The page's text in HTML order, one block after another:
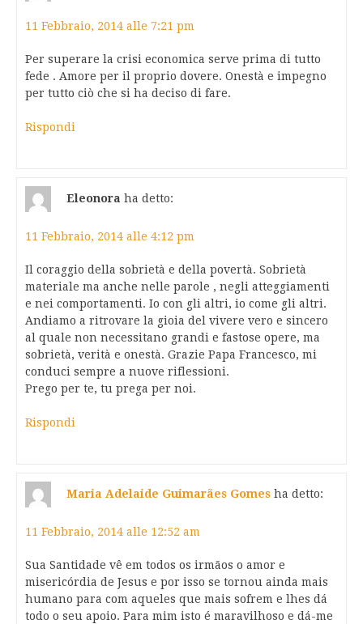
11 Febbraio, 2014 alle 7:21 pm
Per superare la crisi economica serve prima di tutto
fede . Amore per il proprio dovere. Onestà e impegno
per tutto ciò che si ha deciso di fare.
Rispondi
Eleonora ha detto:
11 Febbraio, 2014 alle 4:12 pm
Il coraggio della sobrietà e della povertà. Sobrietà
materiale ma anche nelle parole , negli atteggiamenti
e nei comportamenti. Io con gli altri, io come gli altri.
Andiamo a ritrovare la gioia del vivere vero e sincero
al quale non necessitano grandi e fastose opere, ma
sobrietà, verità e onestà. Grazie Papa Francesco, mi
conduci sempre a nuove riflessioni.
Prego per te, tu prega per noi.
Rispondi
Maria Adelaide Guimarães Gomes ha detto:
11 Febbraio, 2014 alle 12:52 am
Sua Santidade vê em todos os irmãos o amor e
misericórdia de Jesus e por isso se tornou ainda mais
humano para com aqueles que mais sofrem e lhes dá
todo o seu apoio. Para mim isto é maravilhoso e dá-me